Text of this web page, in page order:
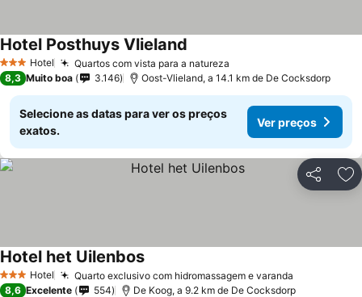
3 EstrelasHotel Quartos com vista para a natureza
Hotel Posthuys Vlieland
8,3 Muito boa 3.146 Oost-Vlieland, a 14.1 km de De Cocksdorp
Selecione as datas para ver os preços
exatos.
Ver preços
Partilhar
3 EstrelasHotel Quarto exclusivo com hidromassagem e varanda
Hotel het Uilenbos
8,6 Excelente 554 De Koog, a 9.2 km de De Cocksdorp